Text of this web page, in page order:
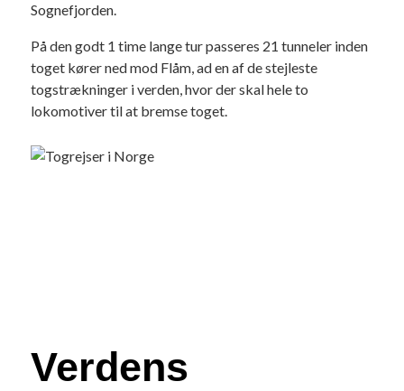
Sognefjorden.
På den godt 1 time lange tur passeres 21 tunneler inden
toget kører ned mod Flåm, ad en af de stejleste
togstrækninger i verden, hvor der skal hele to
lokomotiver til at bremse toget.
Verdens